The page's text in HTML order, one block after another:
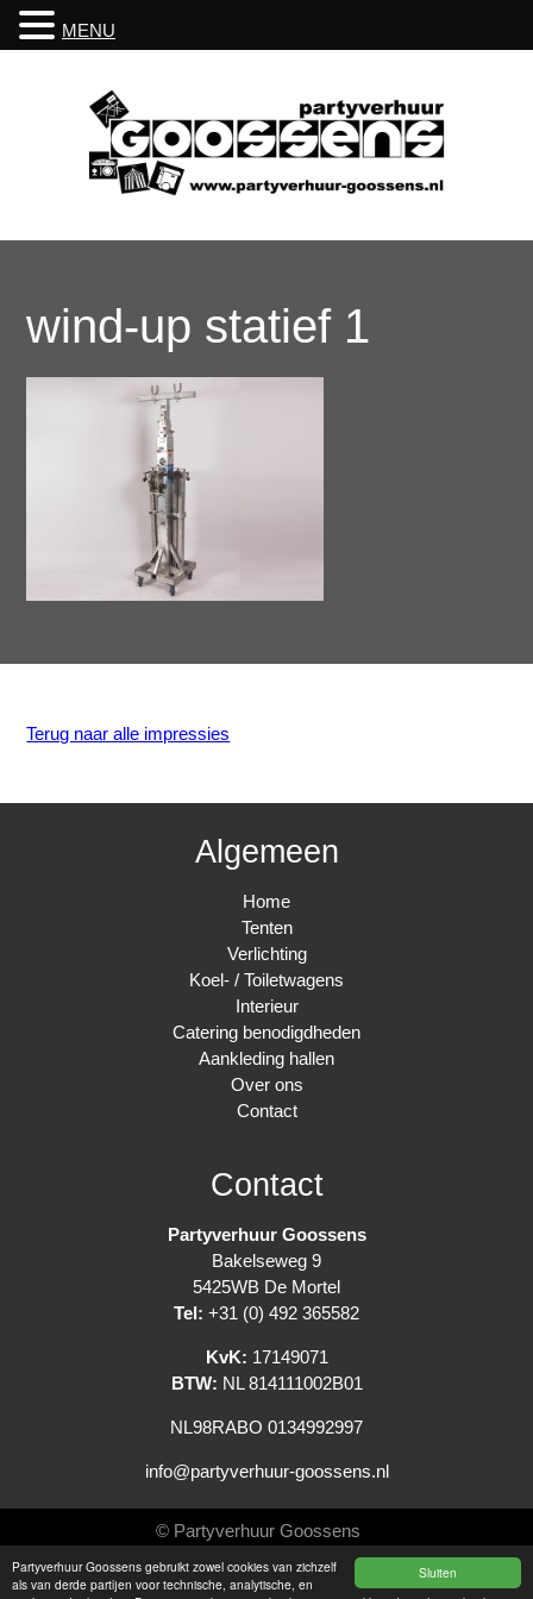
Sluiten
Partyverhuur Goossens gebruikt zowel cookies van zichzelf
als van derde partijen voor technische, analytische, en
wind-up statief 1
Terug naar alle impressies
Algemeen
Home
Tenten
Verlichting
Koel- / Toiletwagens
Interieur
Catering benodigdheden
Aankleding hallen
Over ons
Contact
Contact
Partyverhuur Goossens
Bakelseweg 9
5425WB De Mortel
Tel: +31 (0) 492 365582
KvK: 17149071
BTW: NL 814111002B01
NL98RABO 0134992997
info@partyverhuur-goossens.nl
© Partyverhuur Goossens
Algemene voorwaarden
MENU